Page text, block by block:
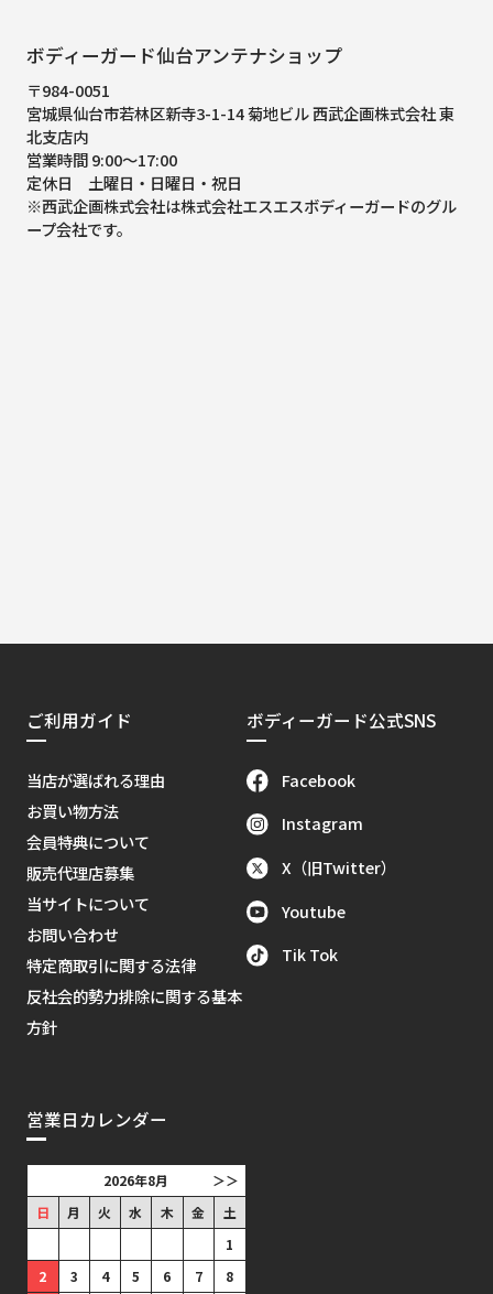
ボディーガード仙台アンテナショップ
〒984-0051
宮城県仙台市若林区新寺3-1-14 菊地ビル 西武企画株式会社 東
北支店内
営業時間 9:00～17:00
定休日 土曜日・日曜日・祝日
※西武企画株式会社は株式会社エスエスボディーガードのグル
ープ会社です。
ご利用ガイド
当店が選ばれる理由
お買い物方法
会員特典について
販売代理店募集
当サイトについて
お問い合わせ
特定商取引に関する法律
反社会的勢力排除に関する基本
方針
ボディーガード公式SNS
Facebook
Instagram
X（旧Twitter）
Youtube
Tik Tok
営業日カレンダー
＞＞
2026年8月
日
月 火 水 木 金
土
1
2
3 4 5 6 7 8